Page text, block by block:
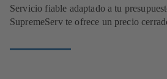
Servicio fiable adaptado a tu
SupremeServ te ofrece un precio